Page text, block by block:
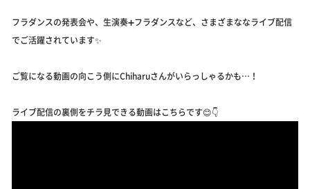
フラダンスの発表会や、生演奏➕フラダンスなど、さまざまななライブ配信
でご活躍されています✨
ご覧になる動画の向こう側にChiharuさんがいらっしゃるかも…！
ライブ配信の裏側をチラ見できる動画はこちらです😊👇